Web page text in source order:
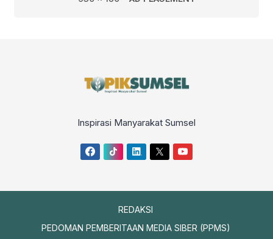
Inspirasi Manyarakat Sumsel
REDAKSI
PEDOMAN PEMBERITAAN MEDIA SIBER (PPMS)